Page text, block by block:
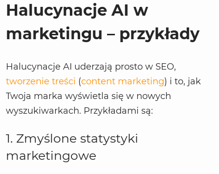
Halucynacje AI w
marketingu – przykłady
Halucynacje AI uderzają prosto w SEO,
tworzenie treści (content marketing) i to, jak
Twoja marka wyświetla się w nowych
wyszukiwarkach. Przykładami są:
1. Zmyślone statystyki
marketingowe